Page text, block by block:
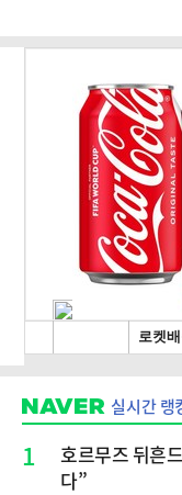
실시간 랭
1
호르무즈 뒤흔
다”